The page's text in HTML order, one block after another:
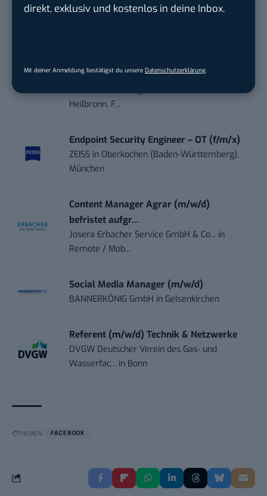
direkt, exklusiv und kostenlos in deine Inbox.
Mit deiner Anmeldung bestätigst du unsere Datenschutzerklärung
Social DNA GmbHinFrankfurt am Main,
Marketing
Heilbronn, F...
Endpoint Security Engineer – OT (f/m/x)
ZEISS in Oberkochen (Baden-Württemberg),
München
Content Manager Agrar (m/w/d)
befristet aufgr...
Josera Erbacher Service GmbH & Co... in
Remote / Mob...
Social Media Manager (m/w/d)
BANNERKÖNIG GmbH in Gelsenkirchen
Referent (m/w/d) Technik & Netzwerke
DVGW Deutscher Verein des Gas- und
Wasserfac... in Bonn
THEMEN: FACEBOOK